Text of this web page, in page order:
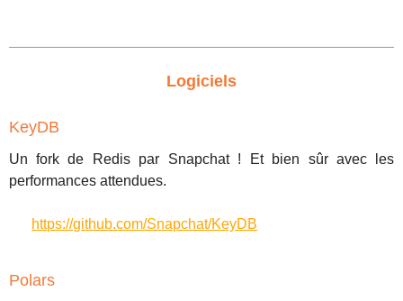
Logiciels
KeyDB
Un fork de Redis par Snapchat ! Et bien sûr avec les
performances attendues.
https://github.com/Snapchat/KeyDB
Polars